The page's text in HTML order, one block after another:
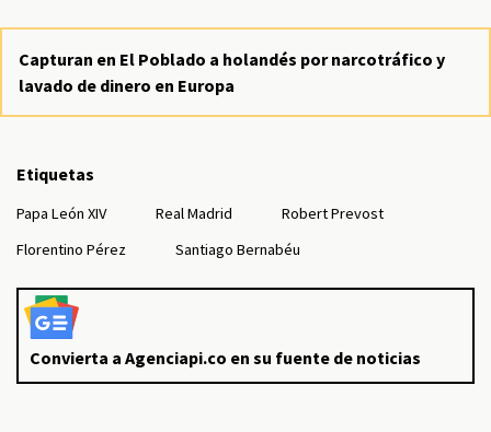
Capturan en El Poblado a holandés por narcotráfico y
lavado de dinero en Europa
Etiquetas
Papa León XIV Real Madrid
Robert Prevost
Florentino Pérez
Santiago Bernabéu
Convierta a Agenciapi.co en su fuente de noticias